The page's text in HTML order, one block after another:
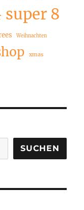
super 8
Weihnachten
xmas
SUCHEN